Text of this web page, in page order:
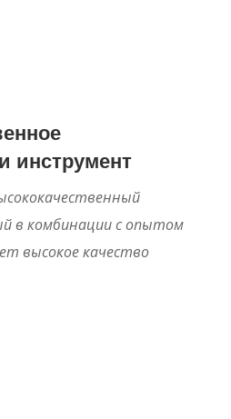
инструмент
в комбинации с опытом
высокое качество